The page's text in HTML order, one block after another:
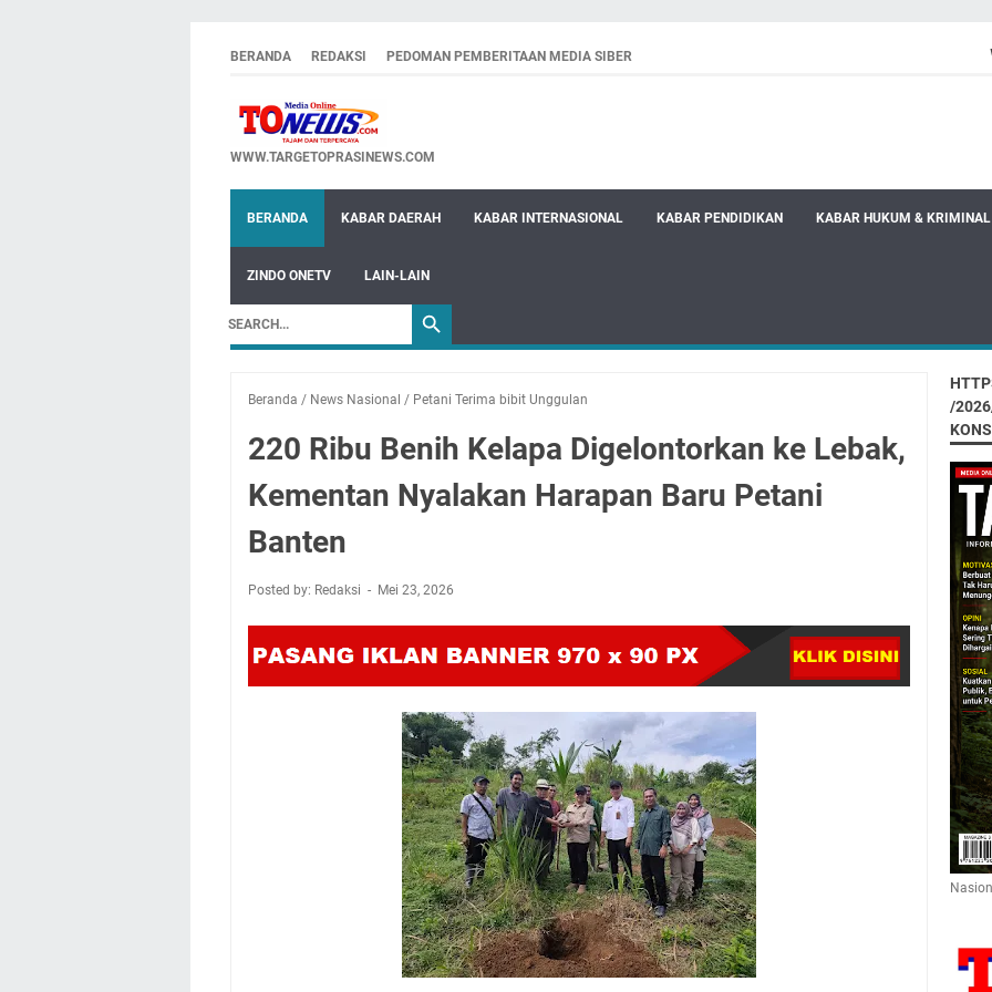
BERANDA REDAKSI PEDOMAN PEMBERITAAN MEDIA SIBER
WWW.TARGETOPRASINEWS.COM
BERANDA KABAR DAERAH KABAR INTERNASIONAL KABAR PENDIDIKAN KABAR HUKUM & KRIMINAL
ZINDO ONETV LAIN-LAIN
Beranda / News Nasional / Petani Terima bibit Unggulan
220 Ribu Benih Kelapa Digelontorkan ke Lebak,
Kementan Nyalakan Harapan Baru Petani
Banten
Posted by: Redaksi Mei 23, 2026
/